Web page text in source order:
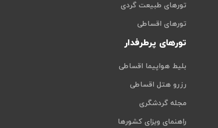
تورهای طبیعت گردی
تورهای اقساطی
تورهای پرطرفدار
بلیط هواپیما اقساطی
رزرو هتل اقساطی
مجله گردشگری
راهنمای ویزای کشورها